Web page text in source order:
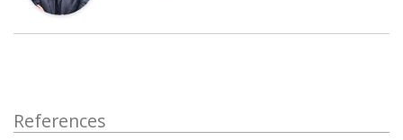
References